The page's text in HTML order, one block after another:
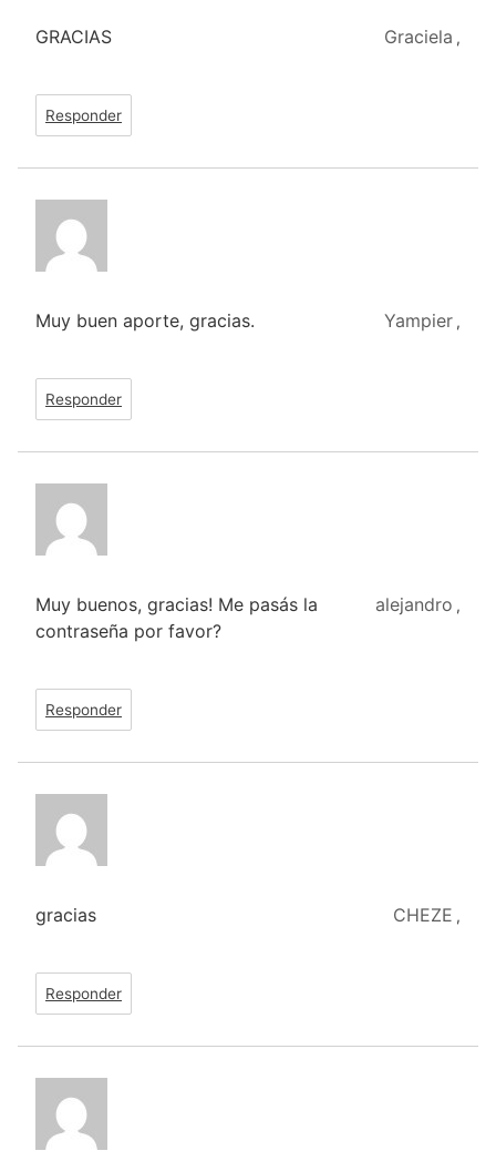
Graciela ,
GRACIAS
Responder
Yampier ,
Muy buen aporte, gracias.
Responder
alejandro ,
Muy buenos, gracias! Me pasás la
contraseña por favor?
Responder
CHEZE ,
gracias
Responder